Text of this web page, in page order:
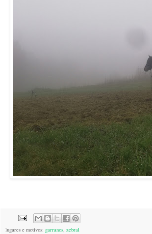
lugares e motivos: garranos, zebral